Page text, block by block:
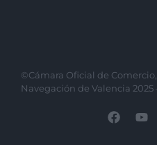
©Cámara Oficial de
Navegación de Valencia 2025